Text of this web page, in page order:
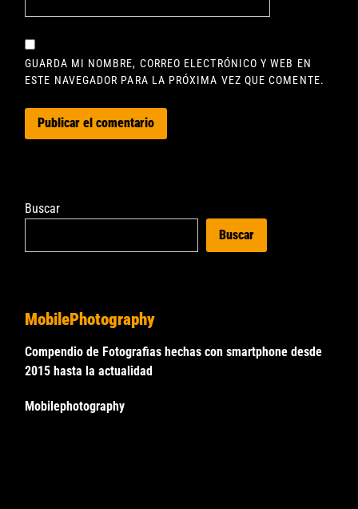
GUARDA MI NOMBRE, CORREO ELECTRÓNICO Y WEB EN
ESTE NAVEGADOR PARA LA PRÓXIMA VEZ QUE COMENTE.
Buscar
Buscar
MobilePhotography
Compendio de Fotografias hechas con smartphone desde
2015 hasta la actualidad
Mobilephotography